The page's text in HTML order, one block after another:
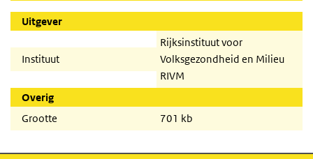
Uitgever
Instituut
Rijksinstituut voor
Volksgezondheid en Milieu
RIVM
Overig
Grootte
701 kb